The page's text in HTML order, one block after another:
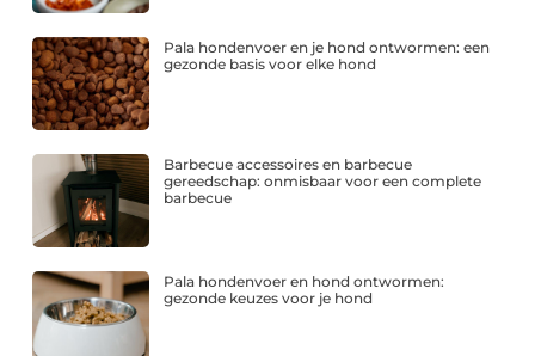
Pala hondenvoer en je hond ontwormen: een
gezonde basis voor elke hond
Barbecue accessoires en barbecue
gereedschap: onmisbaar voor een complete
barbecue
Pala hondenvoer en hond ontwormen:
gezonde keuzes voor je hond